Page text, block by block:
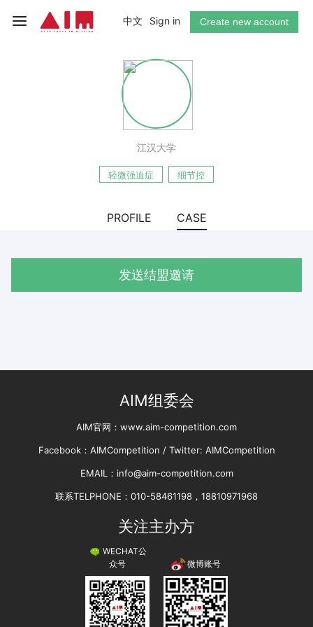
中文 Sign in Create new account
江汉大学
轻微强迫症 细节控
PROFILE CASE
发送结盟邀请
AIM组委会
AIM官网：www.aim-competition.com
Facebook：AIMCompetition / Twitter: AIMCompetition
EMAIL：info@aim-competition.com
联系TELPHONE：010-58461198，18810971968
关注主办方
WECHAT公
众号
微博账号